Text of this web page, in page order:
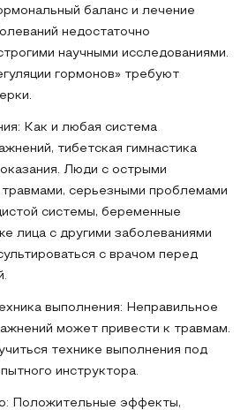
баланс и лечение
недостаточно
научными исследованиями.
гормонов» требуют
Как и любая система
тибетская гимнастика
Люди с острыми
травмами, серьезными проблемами
системы, беременные
лица с другими заболеваниями
с врачом перед
выполнения: Неправильное
может привести к травмам.
технике выполнения под
инструктора.
Положительные эффекты,